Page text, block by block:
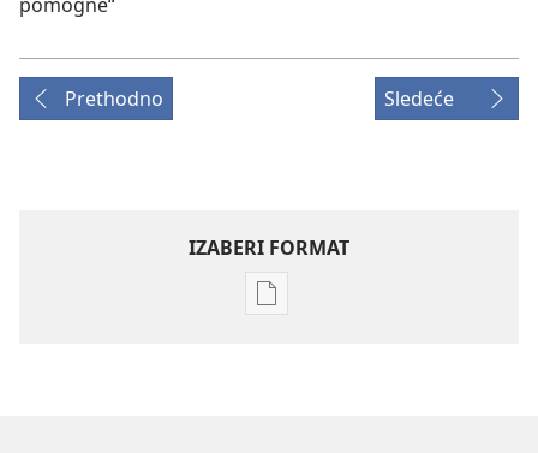
Prethodno Sledeće
IZABERI FORMAT
Formati